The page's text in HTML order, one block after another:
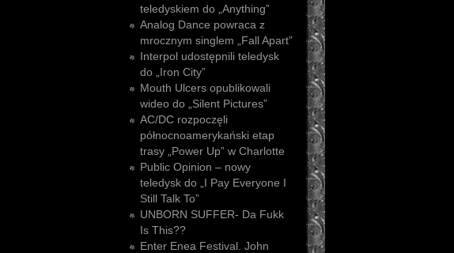
teledyskiem do „Anything”
Analog Dance powraca z
mrocznym singlem „Fall Apart”
Interpol udostępnili teledysk
do „Iron City”
Mouth Ulcers opublikowali
wideo do „Silent Pictures”
AC/DC rozpoczęli
północnoamerykański etap
trasy „Power Up” w Charlotte
Public Opinion – nowy
teledysk do „I Pay Everyone I
Still Talk To”
UNBORN SUFFER- Da Fukk
Is This??
Enter Enea Festival. John